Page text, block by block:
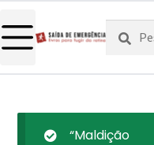
por:
Pesquisa
“Maldição